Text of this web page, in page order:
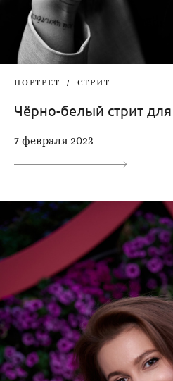
ПОРТРЕТ СТРИТ
Чёрно-белый стрит
7 февраля 2023